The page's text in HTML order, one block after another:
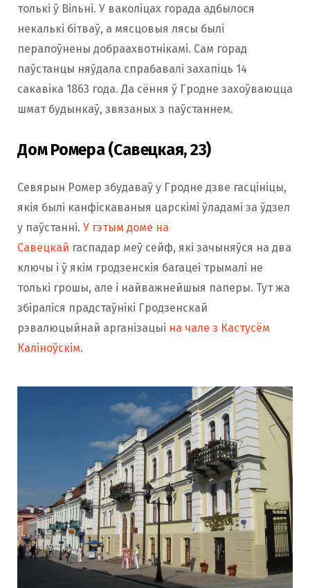
толькі ў Вільні. У ваколіцах горада адбылося
некалькі бітваў, а мясцовыя лясы былі
перапоўнены добраахвотнікамі. Сам горад
паўстанцы няўдала спрабавалі захапіць 14
сакавіка 1863 года. Да сёння ў Гродне захоўваюцца
шмат будынкаў, звязаных з паўстаннем.
Дом Ромера (Савецкая, 23)
Севярын Ромер збудаваў у Гродне дзве гасцініцы,
якія былі канфіскаваныя царскімі ўладамі за ўдзел
у паўстанні. У гэтым доме на
Савецкай гаспадар меў сейф, які зачыняўся на два
ключы і ў якім гродзенскія багацеі трымалі не
толькі грошы, але і найважнейшыя паперы. Тут жа
збіраліся прадстаўнікі Гродзенскай
рэвалюцыйнай арганізацыі на чале з Кастусём
Каліноўскім.